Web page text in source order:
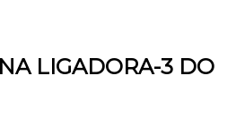
LIGADORA-3 DO